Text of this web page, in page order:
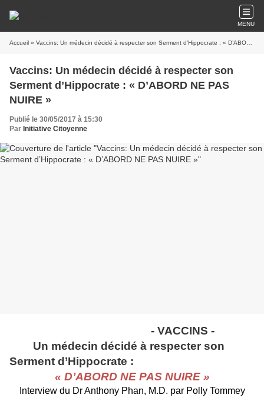
MENU
Accueil » Vaccins: Un médecin décidé à respecter son Serment d’Hippocrate : « D’ABORD NE PAS NUIRE »
Vaccins: Un médecin décidé à respecter son
Serment d’Hippocrate : « D’ABORD NE PAS
NUIRE »
Publié le 30/05/2017 à 15:30
Par Initiative Citoyenne
- VACCINS -
Un médecin décidé à respecter son
Serment d’Hippocrate :
« D’ABORD NE PAS NUIRE »
Interview du Dr Anthony Phan, M.D. par Polly Tommey